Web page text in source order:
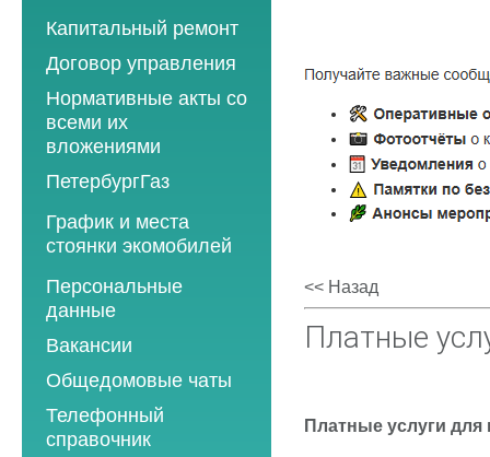
Программы
2013 год
2014 год
2015 год
2016 год
2017 год
2018 год
2021 год
2022 год
Капитальный ремонт
Договор управления
Нормативные акты со
всеми их
вложениями
ПетербургГаз
2018 год
2019 год
2020 год
2021 год
2022 год
2023 год
2024 год
График и места
стоянки экомобилей
2019 год
2020 год
2021 год
2022 год
2023 год
Персональные
данные
Вакансии
Общедомовые чаты
Телефонный
справочник
<< Назад
Платные
Платные услуги для